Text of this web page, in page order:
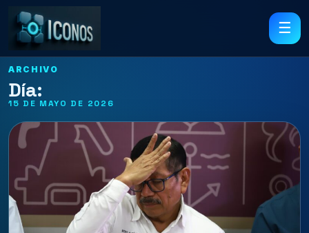
☰
ARCHIVO
Día:
15 DE MAYO DE 2026